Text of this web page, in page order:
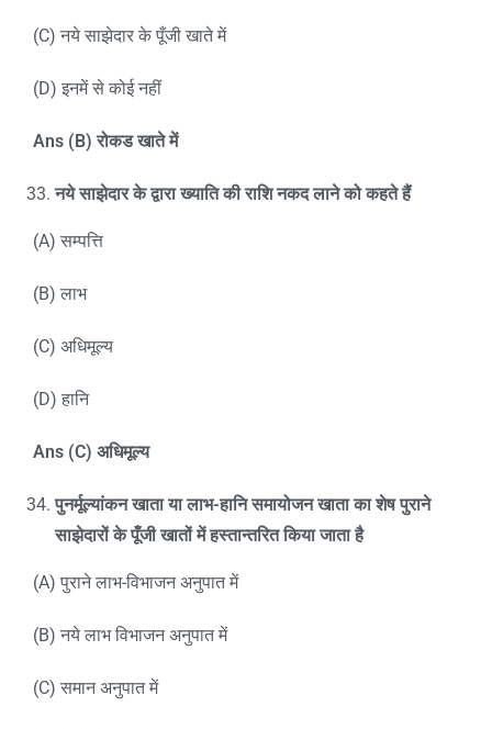
(C) नये साझेदार के पूँजी खाते में
(D) इनमें से कोई नहीं
Ans (B)रोकड खाते में
नये साझेदार के द्वारा ख्याति की राशि नकद लाने को कहते हैं
(A) सम्पत्ति
(B) लाभ
(C) अधिमूल्य
(D) हानि
Ans (C) अधिमूल्य
पुनर्मूल्यांकन खाता या लाभ-हानि समायोजन खाता का शेष पुराने
साझेदारों के पूँजी खातों में हस्तान्तरित किया जाता है
(A) पुराने लाभ-विभाजन अनुपात में
(B) नये लाभ विभाजन अनुपात में
(C) समान अनुपात में